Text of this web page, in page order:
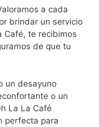
a cada
brindar un servicio
Café, te recibimos
de que tu
un desayuno
o un
La La Café
perfecta para